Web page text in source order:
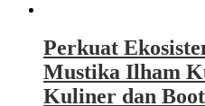
Perkuat
Mustika Ilham
Kuliner dan